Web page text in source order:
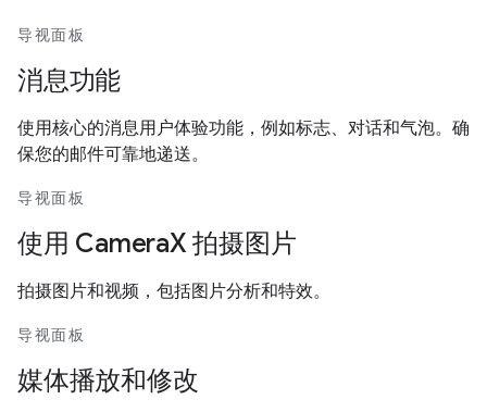
导视面板
消息功能
使用核心的消息用户体验功能，例如标志、对话和气泡。确
保您的邮件可靠地递送。
导视面板
使用 CameraX 拍摄图片
拍摄图片和视频，包括图片分析和特效。
导视面板
媒体播放和修改